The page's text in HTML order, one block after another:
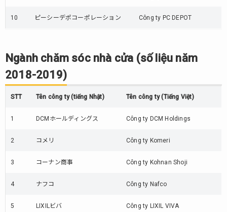
10 ピーシーデポコーポレーション Công ty PC DEPOT
Ngành chăm sóc nhà cửa (số liệu năm
2018-2019)
STT Tên công ty (tiếng Nhật) Tên công ty (Tiếng Việt)
1 DCMホールディングス Công ty DCM Holdings
2 コメリ Công ty Komeri
3 コーナン商事 Công ty Kohnan Shoji
4 ナフコ Công ty Nafco
5 LIXILビバ Công ty LIXIL VIVA